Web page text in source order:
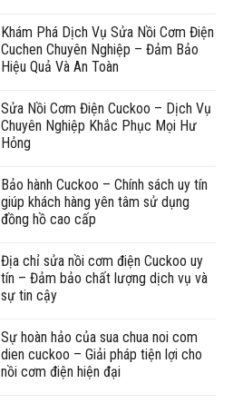
Khám Phá Dịch Vụ Sửa Nồi Cơm Điện
Cuchen Chuyên Nghiệp – Đảm Bảo
Hiệu Quả Và An Toàn
Sửa Nồi Cơm Điện Cuckoo – Dịch Vụ
Chuyên Nghiệp Khắc Phục Mọi Hư
Hỏng
Bảo hành Cuckoo – Chính sách uy tín
giúp khách hàng yên tâm sử dụng
đồng hồ cao cấp
Địa chỉ sửa nồi cơm điện Cuckoo uy
tín – Đảm bảo chất lượng dịch vụ và
sự tin cậy
Sự hoàn hảo của sua chua noi com
dien cuckoo – Giải pháp tiện lợi cho
nồi cơm điện hiện đại